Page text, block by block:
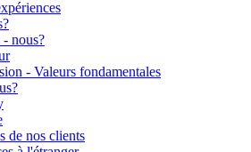
nous?
- Valeurs fondamentales
de nos clients